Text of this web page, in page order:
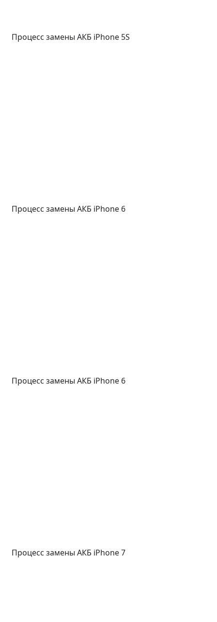
Процесс замены АКБ iPhone 5S
Процесс замены АКБ iPhone 6
Процесс замены АКБ iPhone 6
Процесс замены АКБ iPhone 7